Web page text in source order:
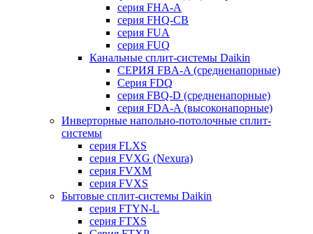
серия FHA-A
серия FHQ-CB
серия FUA
серия FUQ
Канальные сплит-системы Daikin
СЕРИЯ FBA-A (средненапорные)
Серия FDQ
серия FBQ-D (средненапорные)
серия FDA-A (высоконапорные)
Инверторные напольно-потолочные сплит-
системы
серия FLXS
серия FVXG (Nexura)
серия FVXM
серия FVXS
Бытовые сплит-системы Daikin
серия FTYN-L
серия FTXS